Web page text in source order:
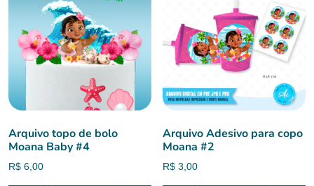
Arquivo topo de bolo
Moana Baby #4
R$ 6,00
Arquivo Adesivo para copo
Moana #2
R$ 3,00